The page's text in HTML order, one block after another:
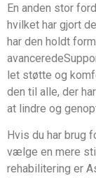
En anden stor
hvilket har gjort
har den holdt
let støtte og
den til alle, der
at lindre og
Hvis du har brug
vælge en mere
rehabilitering er